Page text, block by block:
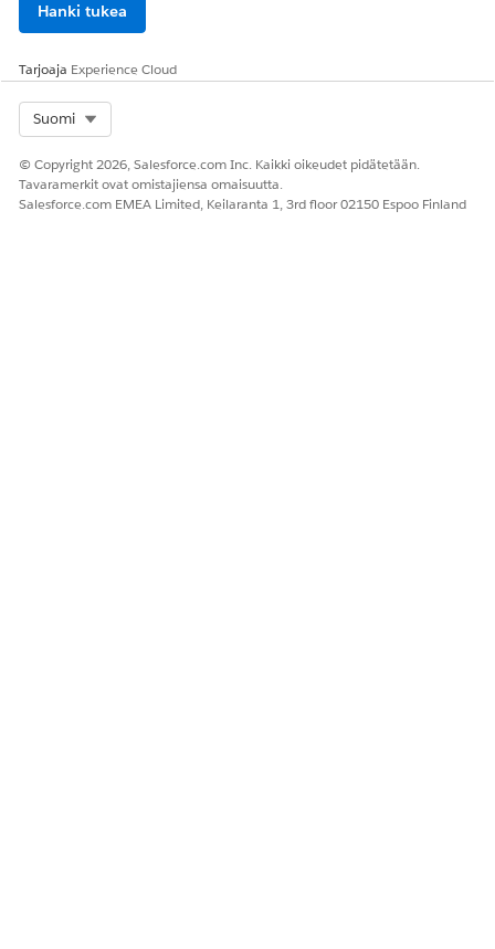
Hanki tukea
Tarjoaja Experience Cloud
Suomi
© Copyright 2026, Salesforce.com Inc. Kaikki oikeudet pidätetään.
Tavaramerkit ovat omistajiensa omaisuutta.
Salesforce.com EMEA Limited, Keilaranta 1, 3rd floor 02150 Espoo Finland